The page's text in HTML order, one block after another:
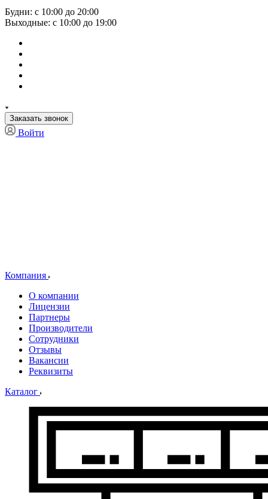
Будни: с 10:00 до 20:00
Выходные: с 10:00 до 19:00
Заказать звонок
Войти
Компания
О компании
Лицензии
Партнеры
Производители
Сотрудники
Отзывы
Вакансии
Реквизиты
Каталог